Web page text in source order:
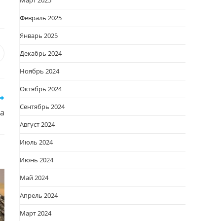
новом
Февраль 2025
Январь 2025
Декабрь 2024
Ноябрь 2024
Октябрь 2024
Сентябрь 2024
Август 2024
Июль 2024
Июнь 2024
Май 2024
Апрель 2024
Март 2024